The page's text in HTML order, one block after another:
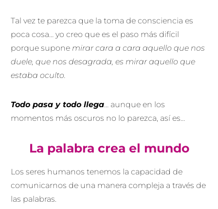
Tal vez te parezca que la toma de consciencia es
poca cosa… yo creo que es el paso más difícil
porque supone mirar cara a cara aquello que nos
duele, que nos desagrada, es mirar aquello que
estaba oculto.
Todo pasa y todo llega… aunque en los
momentos más oscuros no lo parezca, así es…
La palabra crea el mundo
Los seres humanos tenemos la capacidad de
comunicarnos de una manera compleja a través de
las palabras.